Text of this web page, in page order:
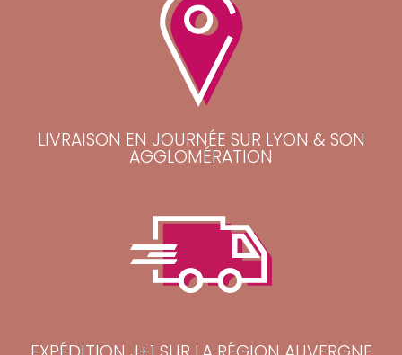
LIVRAISON EN JOURNÉE SUR LYON & SON
AGGLOMÉRATION